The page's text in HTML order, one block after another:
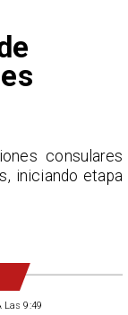
Las 9:49
Libres (ASOF)
a Fabiola
utilizada